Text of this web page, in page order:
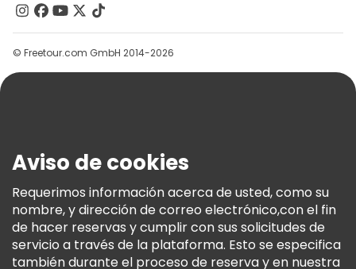
Contacto
Grupos
Ayuda
Términos E Información Legal
Política De Cookies
Freetour Premios
Programa De Fidelidad
© Freetour.com GmbH 2014-2026
Aviso de cookies
Requerimos información acerca de usted, como su
nombre, y dirección de correo electrónico,con el fin
de hacer reservas y cumplir con sus solicitudes de
servicio a través de la plataforma. Esto se especifica
también durante el proceso de reserva y en nuestra